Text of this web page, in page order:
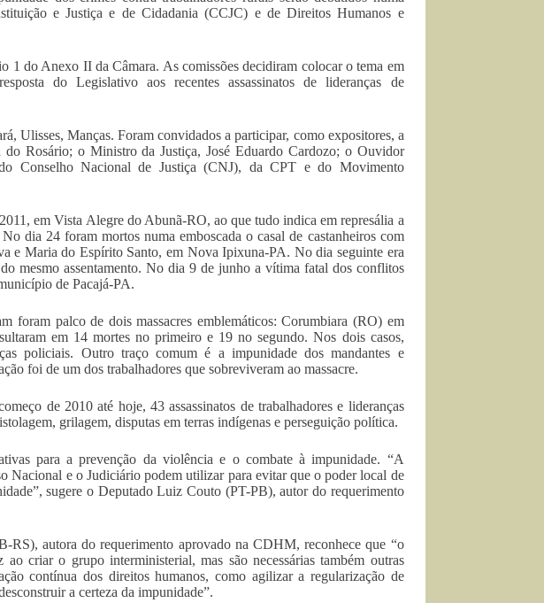
e Justiça e de Cidadania (CCJC) e de Direitos Humanos e
1 do Anexo II da Câmara. As comissões decidiram colocar o tema em
do Legislativo aos recentes assassinatos de lideranças de
Ulisses, Manças. Foram convidados a participar, como expositores, a
Rosário; o Ministro da Justiça, José Eduardo Cardozo; o Ouvidor
Conselho Nacional de Justiça (CNJ), da CPT e do Movimento
em Vista Alegre do Abunã-RO, ao que tudo indica em represália a
dia 24 foram mortos numa emboscada o casal de castanheiros com
e Maria do Espírito Santo, em Nova Ipixuna-PA. No dia seguinte era
mesmo assentamento. No dia 9 de junho a vítima fatal dos conflitos
de Pacajá-PA.
foram palco de dois massacres emblemáticos: Corumbiara (RO) em
em 14 mortes no primeiro e 19 no segundo. Nos dois casos,
policiais. Outro traço comum é a impunidade dos mandantes e
foi de um dos trabalhadores que sobreviveram ao massacre.
de 2010 até hoje, 43 assassinatos de trabalhadores e lideranças
grilagem, disputas em terras indígenas e perseguição política.
para a prevenção da violência e o combate à impunidade. “A
Nacional e o Judiciário podem utilizar para evitar que o poder local de
sugere o Deputado Luiz Couto (PT-PB), autor do requerimento
RS), autora do requerimento aprovado na CDHM, reconhece que “o
criar o grupo interministerial, mas são necessárias também outras
contínua dos direitos humanos, como agilizar a regularização de
a certeza da impunidade”.